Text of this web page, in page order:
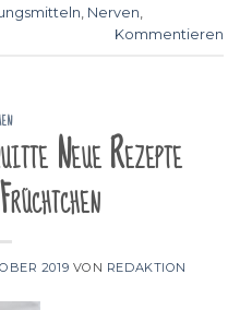
Nerven
Kommentieren
Neue Rezepte
2019 VON REDAKTION